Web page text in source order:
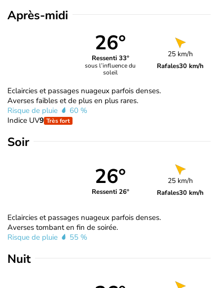
Après-midi
26°
Ressenti 33°
sous l’influence du
soleil
25 km/h
Rafales30 km/h
Eclaircies et passages nuageux parfois denses.
Averses faibles et de plus en plus rares.
Risque de pluie
60 %
Indice UV9 Très fort
Soir
26°
Ressenti 26°
25 km/h
Rafales30 km/h
Eclaircies et passages nuageux parfois denses.
Averses tombant en fin de soirée.
Risque de pluie
55 %
Nuit